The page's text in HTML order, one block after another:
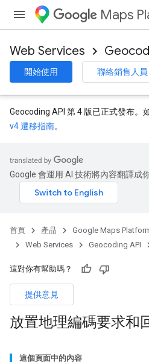
Maps
Web Services
開始使用 聯絡銷售人員
Geocoding API 第 4 版已正式發布。
v4 遷移指南。
Google 會運用 AI 技術將內容翻譯成
首頁 產品 Google Maps
Web Services
Geocoding API
這對你有幫助嗎？
提供意見
放置地理編碼要求和
這個頁面中的內容